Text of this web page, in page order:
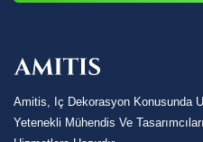
Amitis, Iç Dekorasyon Konusunda
Yetenekli Mühendis Ve